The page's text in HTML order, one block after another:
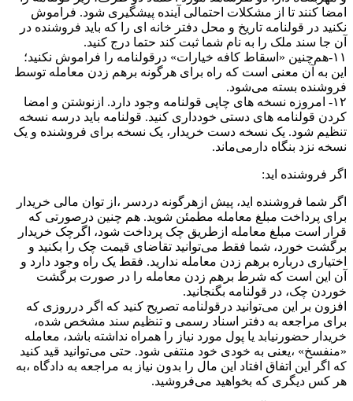
امضا کنند تا از مشکلات احتمالی آینده پیشگیری شود. فراموش
نکنید در قولنامه تاریخ و محل دفتر خانه ‌ای را که باید فروشنده در
آن جا سند ملک را به نام شما ثبت کند حتما درج کنید.
۱۱-هم‌چنین «اسقاط کافه خیارات» درقولنامه را فراموش نکنید؛
این به آن معنی است که راه برای هرگونه برهم زدن معامله توسط
فروشنده بسته می‌شود.
۱۲- امروزه نسخه‌ های چاپی قولنامه وجود دارد. ازنوشتن و امضا
کردن قولنامه‌ های دستی خودداری کنید. قولنامه باید درسه نسخه
تنظیم شود. یک نسخه دست خریدار، یک نسخه برای فروشنده و یک
نسخه نزد بنگاه دارمی‌ماند.
اگر فروشنده اید:
اگر شما فروشنده اید، پیش ازهرگونه دردسر ،از توان مالی خریدار
برای پرداخت مبلغ معامله مطمئن شوید. هم چنین درصورتی که
قرار است مبلغ معامله ازطریق چک پرداخت شود، اگرچک خریدار
برگشت خورد، شما فقط می‌توانید تقاضای قیمت چک را بکنید و
اختیاری درباره برهم زدن معامله ندارید. فقط یک راه وجود دارد و
آن این است که شرط برهم زدن معامله را در صورت برگشت
خوردن چک، در قولنامه بگنجانید.
افزون بر این می‌توانید درقولنامه تصریح کنید که اگر درروزی که
برای مراجعه به دفتر اسناد رسمی و تنظیم سند مشخص شده،
خریدار حضورنیابد یا پول مورد نیاز را همراه نداشته باشد، معامله
«منفسخ» ،یعنی به خودی خود منتفی شود. حتی می‌توانید قید کنید
که اگر این اتفاق افتاد این مال را بدون نیاز به مراجعه به دادگاه ،به
هر کس دیگری که بخواهید می‌فروشید.